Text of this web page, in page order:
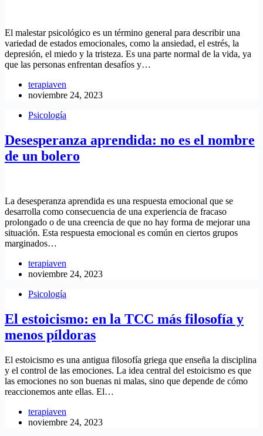
El malestar psicológico es un término general para describir una
variedad de estados emocionales, como la ansiedad, el estrés, la
depresión, el miedo y la tristeza. Es una parte normal de la vida, ya
que las personas enfrentan desafíos y…
terapiaven
noviembre 24, 2023
Psicología
Desesperanza aprendida: no es el nombre
de un bolero
La desesperanza aprendida es una respuesta emocional que se
desarrolla como consecuencia de una experiencia de fracaso
prolongado o de una creencia de que no hay forma de mejorar una
situación. Esta respuesta emocional es común en ciertos grupos
marginados…
terapiaven
noviembre 24, 2023
Psicología
El estoicismo: en la TCC más filosofía y
menos píldoras
El estoicismo es una antigua filosofía griega que enseña la disciplina
y el control de las emociones. La idea central del estoicismo es que
las emociones no son buenas ni malas, sino que depende de cómo
reaccionemos ante ellas. El…
terapiaven
noviembre 24, 2023